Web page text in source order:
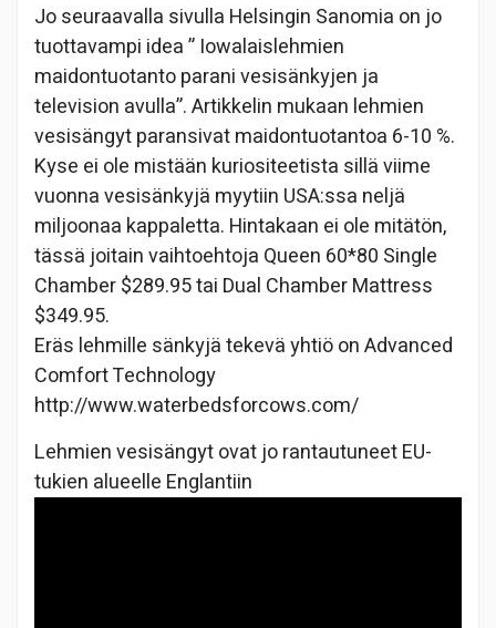
Jo seuraavalla sivulla Helsingin Sanomia on jo
tuottavampi idea ” Iowalaislehmien
maidontuotanto parani vesisänkyjen ja
television avulla”. Artikkelin mukaan lehmien
vesisängyt paransivat maidontuotantoa 6-10 %.
Kyse ei ole mistään kuriositeetista sillä viime
vuonna vesisänkyjä myytiin USA:ssa neljä
miljoonaa kappaletta. Hintakaan ei ole mitätön,
tässä joitain vaihtoehtoja Queen 60*80 Single
Chamber $289.95 tai Dual Chamber Mattress
$349.95.
Eräs lehmille sänkyjä tekevä yhtiö on Advanced
Comfort Technology
http://www.waterbedsforcows.com/
Lehmien vesisängyt ovat jo rantautuneet EU-
tukien alueelle Englantiin